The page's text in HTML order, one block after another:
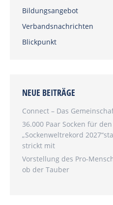
Bildungsangebot
Verbandsnachrichten
Blickpunkt
NEUE BEITRÄGE
Connect – Das
36.000 Paar Socken für
„Sockenweltrekord
strickt mit
Vorstellung des Pro-
ob der Tauber